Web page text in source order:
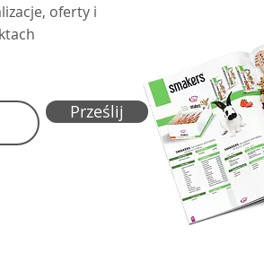
oferty i
Prześlij